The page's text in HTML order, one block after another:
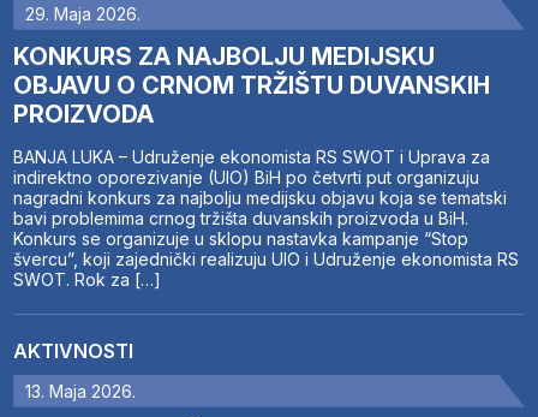
29. Maja 2026.
KONKURS ZA NAJBOLJU MEDIJSKU
OBJAVU O CRNOM TRŽIŠTU DUVANSKIH
PROIZVODA
BANJA LUKA – Udruženje ekonomista RS SWOT i Uprava za
indirektno oporezivanje (UIO) BiH po četvrti put organizuju
nagradni konkurs za najbolju medijsku objavu koja se tematski
bavi problemima crnog tržišta duvanskih proizvoda u BiH.
Konkurs se organizuje u sklopu nastavka kampanje “Stop
švercu”, koji zajednički realizuju UIO i Udruženje ekonomista RS
SWOT. Rok za […]
AKTIVNOSTI
13. Maja 2026.